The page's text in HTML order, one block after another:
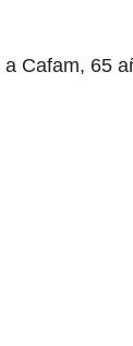
Cafam, 65